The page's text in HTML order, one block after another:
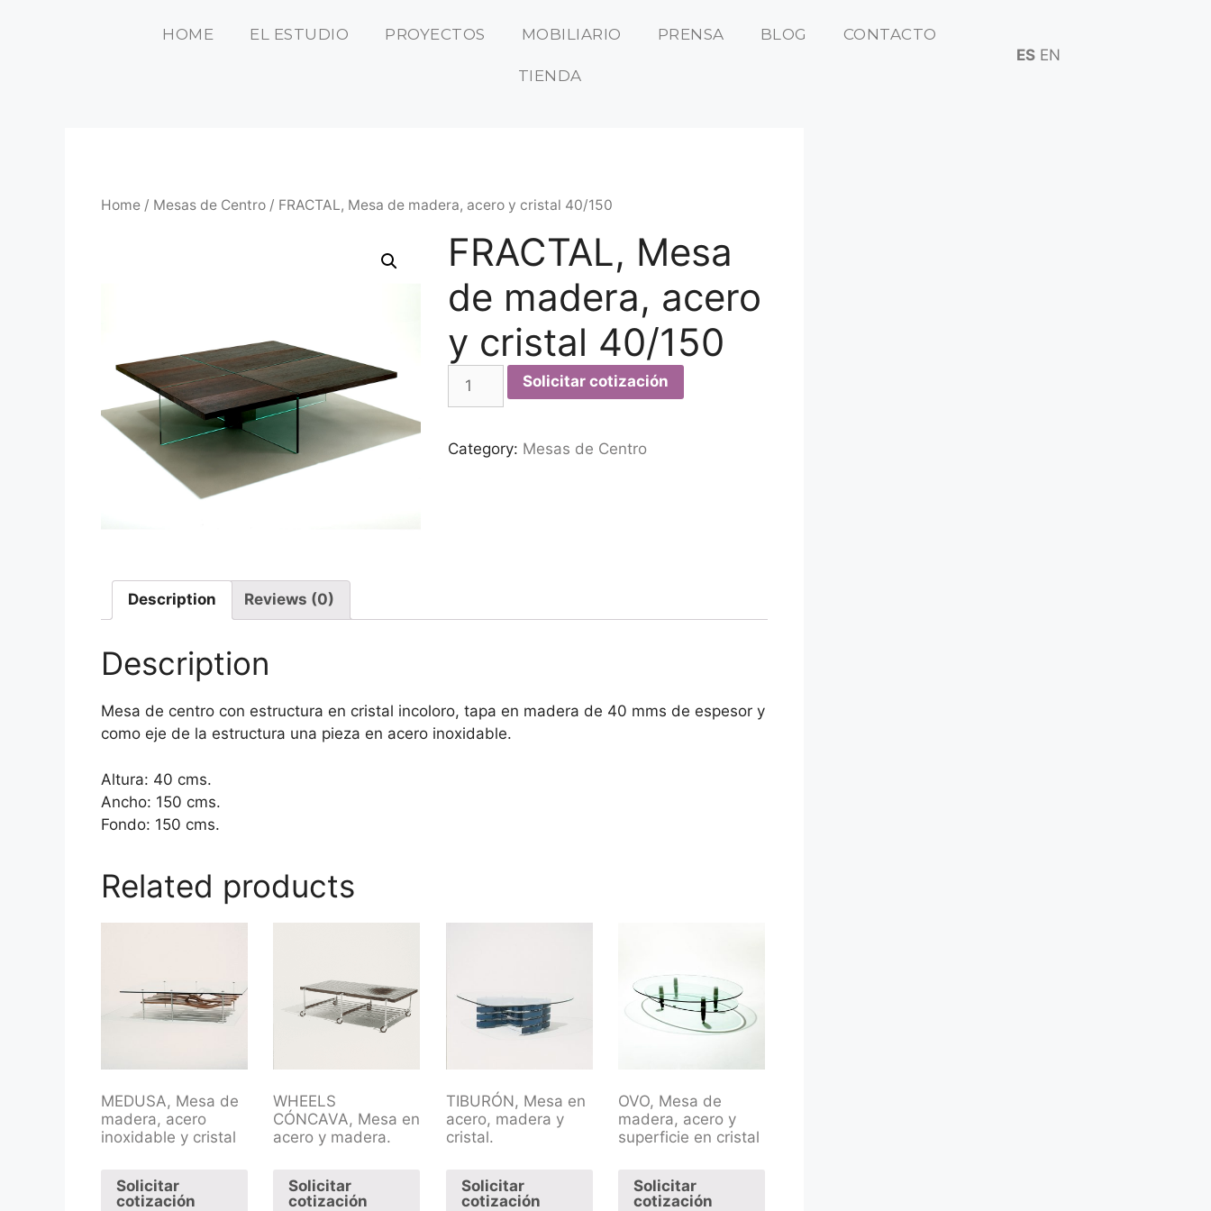
HOME EL ESTUDIO PROYECTOS MOBILIARIO PRENSA BLOG CONTACTO
TIENDA
ES EN
Home / Mesas de Centro / FRACTAL, Mesa de madera, acero y cristal 40/150
FRACTAL, Mesa
de madera, acero
y cristal 40/150
Solicitar cotización
Category: Mesas de Centro
Description Reviews (0)
Description
Mesa de centro con estructura en cristal incoloro, tapa en madera de 40 mms de espesor y
como eje de la estructura una pieza en acero inoxidable.
Altura: 40 cms.
Ancho: 150 cms.
Fondo: 150 cms.
Related products
MEDUSA, Mesa de
madera, acero
inoxidable y cristal
Solicitar
cotización
WHEELS
CÓNCAVA, Mesa en
acero y madera.
Solicitar
cotización
TIBURÓN, Mesa en
acero, madera y
cristal.
Solicitar
cotización
OVO, Mesa de
madera, acero y
superficie en cristal
Solicitar
cotización